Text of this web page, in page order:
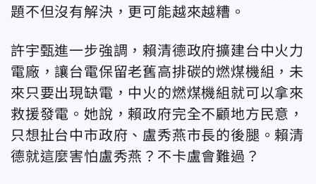
題不但沒有解決，更可能越來越糟。
許宇甄進一步強調，賴清德政府擴建台中火力
電廠，讓台電保留老舊高排碳的燃煤機組，未
來只要出現缺電，中火的燃煤機組就可以拿來
救援發電。她說，賴政府完全不顧地方民意，
只想扯台中市政府、盧秀燕市長的後腿。賴清
德就這麼害怕盧秀燕？不卡盧會難過？